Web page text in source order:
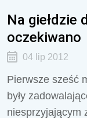
Na giełdzie
oczekiwano
04 lip 2012
Pierwsze sześć
były
niesprzyjającym